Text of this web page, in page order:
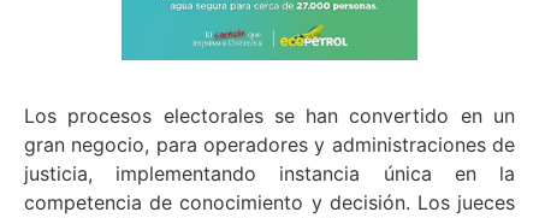
Los procesos electorales se han convertido en un
gran negocio, para operadores y administraciones de
justicia, implementando instancia única en la
competencia de conocimiento y decisión. Los jueces